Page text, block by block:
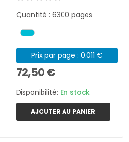
Quantité : 6300 pages
Prix par page : 0.011 €
72,50 €
Disponibilité: En stock
AJOUTER AU PANIER